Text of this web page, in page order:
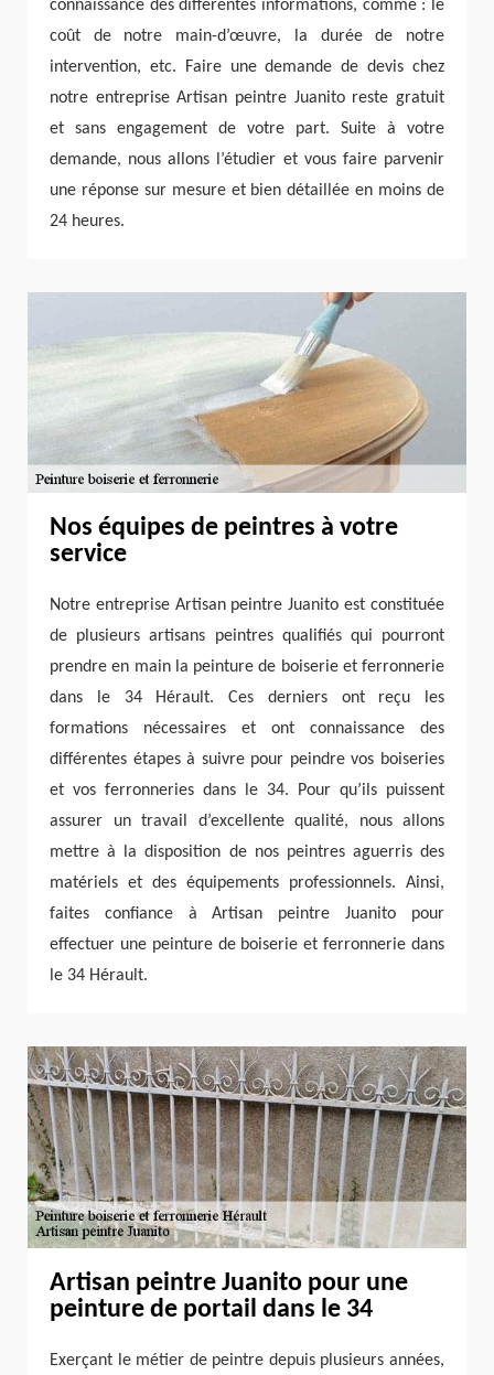
connaissance des différentes informations, comme : le
coût de notre main-d’œuvre, la durée de notre
intervention, etc. Faire une demande de devis chez
notre entreprise Artisan peintre Juanito reste gratuit
et sans engagement de votre part. Suite à votre
demande, nous allons l’étudier et vous faire parvenir
une réponse sur mesure et bien détaillée en moins de
24 heures.
Nos équipes de peintres à votre
service
Notre entreprise Artisan peintre Juanito est constituée
de plusieurs artisans peintres qualifiés qui pourront
prendre en main la peinture de boiserie et ferronnerie
dans le 34 Hérault. Ces derniers ont reçu les
formations nécessaires et ont connaissance des
différentes étapes à suivre pour peindre vos boiseries
et vos ferronneries dans le 34. Pour qu’ils puissent
assurer un travail d’excellente qualité, nous allons
mettre à la disposition de nos peintres aguerris des
matériels et des équipements professionnels. Ainsi,
faites confiance à Artisan peintre Juanito pour
effectuer une peinture de boiserie et ferronnerie dans
le 34 Hérault.
Artisan peintre Juanito pour une
peinture de portail dans le 34
Exerçant le métier de peintre depuis plusieurs années,